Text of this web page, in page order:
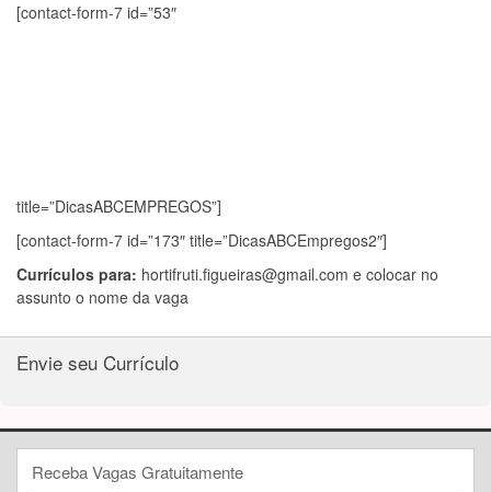
[contact-form-7 id=”53″
title=”DicasABCEMPREGOS”]
[contact-form-7 id=”173″ title=”DicasABCEmpregos2″]
Currículos para: hortifruti.figueiras@gmail.com e colocar no
assunto o nome da vaga
Envie seu Currículo
Receba Vagas Gratuitamente